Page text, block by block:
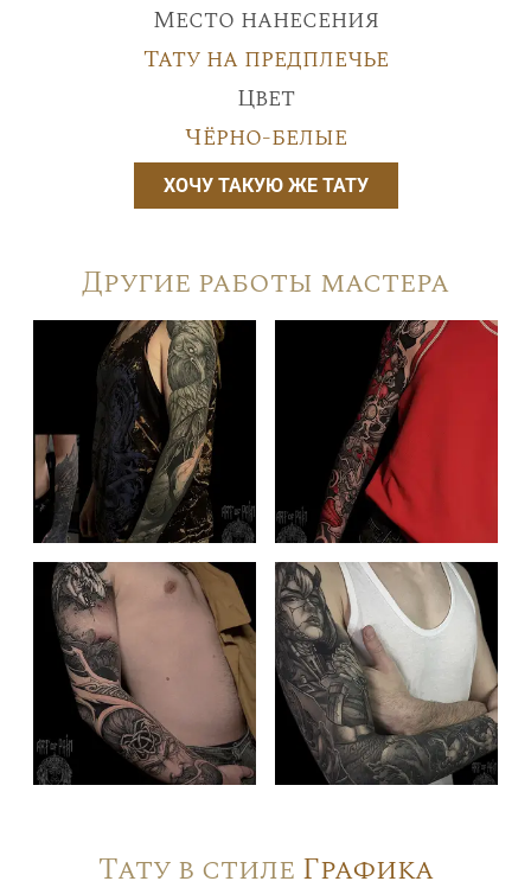
Место нанесения
Тату на предплечье
Цвет
Чёрно-белые
ХОЧУ ТАКУЮ ЖЕ ТАТУ
Другие работы мастера
Тату в стиле Графика